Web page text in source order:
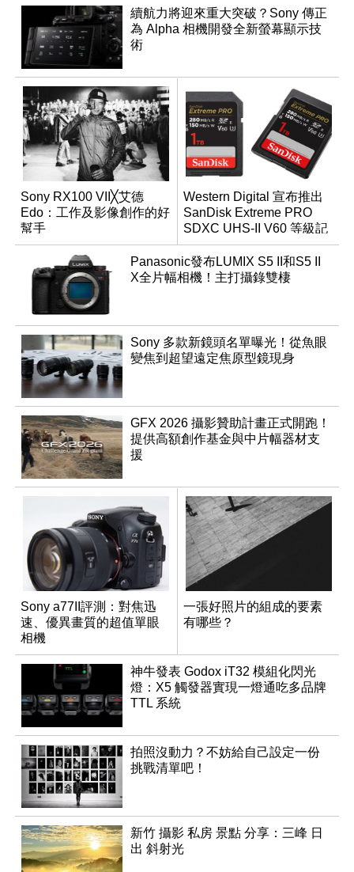
續航力將迎來重大突破？Sony 傳正
為 Alpha 相機開發全新螢幕顯示技
術
Sony RX100 VII╳艾德
Edo：工作及影像創作的好
幫手
Western Digital 宣布推出
SanDisk Extreme PRO
SDXC UHS-II V60 等級記
憶卡
Panasonic發布LUMIX S5 II和S5 II
X全片幅相機！主打攝錄雙棲
Sony 多款新鏡頭名單曝光！從魚眼
變焦到超望遠定焦原型鏡現身
GFX 2026 攝影贊助計畫正式開跑！
提供高額創作基金與中片幅器材支
援
Sony a77II評測：對焦迅
速、優異畫質的超值單眼
相機
一張好照片的組成的要素
有哪些？
神牛發表 Godox iT32 模組化閃光
燈：X5 觸發器實現一燈通吃多品牌
TTL 系統
拍照沒動力？不妨給自己設定一份
挑戰清單吧！
新竹 攝影 私房 景點 分享：三峰 日
出 斜射光